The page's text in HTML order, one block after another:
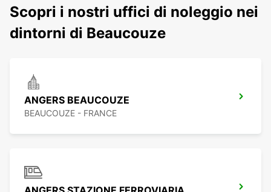
Scopri i nostri uffici di noleggio nei
dintorni di Beaucouze
ANGERS BEAUCOUZE
BEAUCOUZE - FRANCE